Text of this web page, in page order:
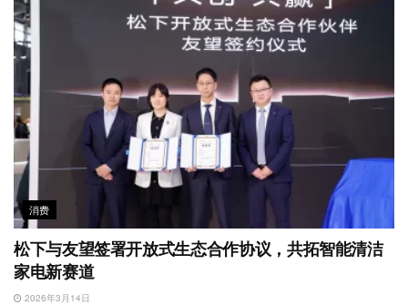
消费
松下与友望签署开放式生态合作协议，共拓智能清洁
家电新赛道
2026年3月14日